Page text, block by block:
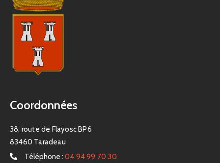
Coordonnées
38, route de Flayosc BP6
83460 Taradeau
Téléphone : 04 94 99 70 30